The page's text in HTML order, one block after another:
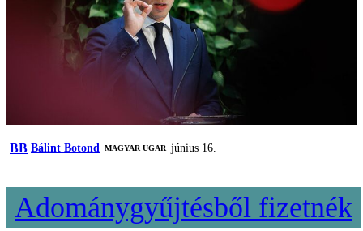
BB Bálint Botond MAGYAR UGAR június 16.
Adománygyűjtésből fizetnék